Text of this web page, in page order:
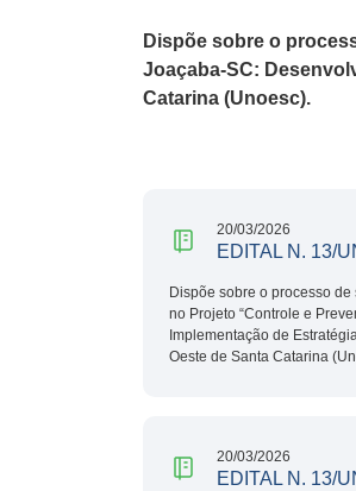
Dispõe sobre o
Joaçaba-SC:
Catarina (Unoesc).
20/03/2026
EDITAL N. 13/
Dispõe sobre o processo
no Projeto “Controle e
Implementação de
Oeste de Santa Catarina
20/03/2026
EDITAL N. 13/